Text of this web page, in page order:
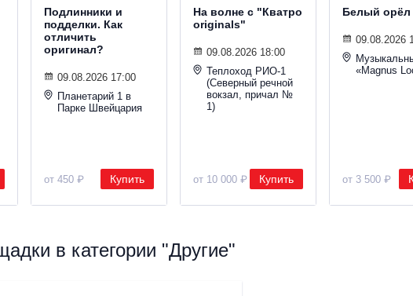
Подлинники и
подделки. Как
отличить
оригинал?
09.08.2026 17:00
Планетарий 1 в
Парке Швейцария
от 450 ₽ Купить
На волне с "Кватро
originals"
09.08.2026 18:00
Теплоход РИО-1
(Северный речной
вокзал, причал №
1)
от 10 000 ₽ Купить
Белый орёл
09.08.2026
«Magnus
от 3 500 ₽
в категории "Другие"